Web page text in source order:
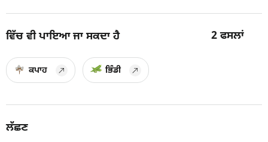
ਵਿੱਚ ਵੀ ਪਾਇਆ ਜਾ ਸਕਦਾ ਹੈ 2ਫਸਲਾਂ
ਕਪਾਹ ਭਿੰਡੀ
ਲੱਛਣ